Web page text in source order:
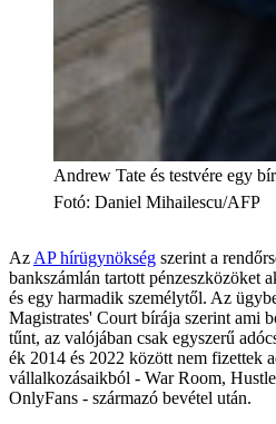
Andrew Tate és testvére egy
Fotó: Daniel Mihailescu/AFP
Az AP hírügynökség szerint a
bankszámlán tartott pénzeszközöket
és egy harmadik személytől. Az
Magistrates' Court bírája szerint ami
tűnt, az valójában csak egyszerű
ék 2014 és 2022 között nem fizettek
vállalkozásaikból - War Room,
OnlyFans - származó bevétel után.